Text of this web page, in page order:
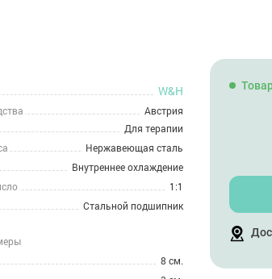
W&H
Австрия
Для терапии
Нержавеющая сталь
Внутреннее охлаждение
1:1
Стальной подшипник
8 см.